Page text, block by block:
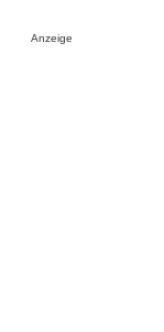
Anzeige